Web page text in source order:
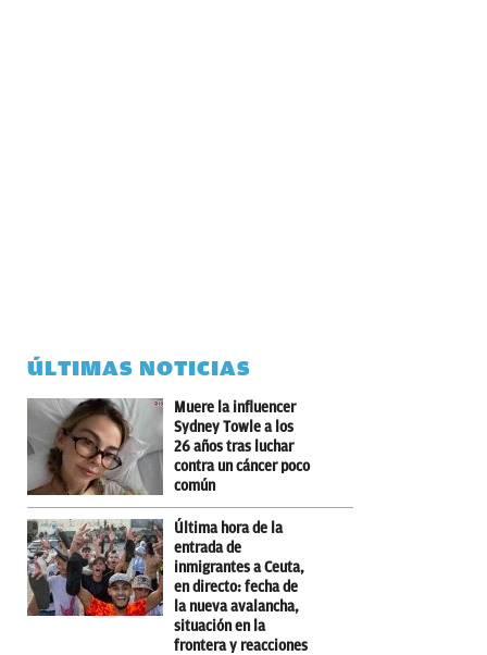
ÚLTIMAS NOTICIAS
Muere la influencer
Sydney Towle a los
26 años tras luchar
contra un cáncer poco
común
Última hora de la
entrada de
inmigrantes a Ceuta,
en directo: fecha de
la nueva avalancha,
situación en la
frontera y reacciones